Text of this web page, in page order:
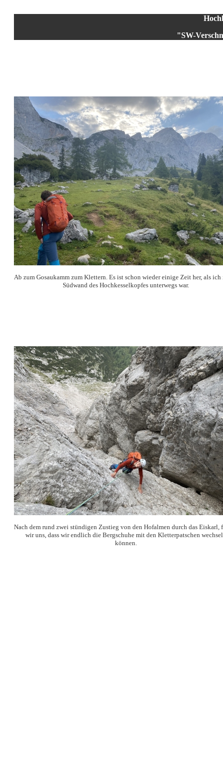
"SW-
Ab zum Gosaukamm zum Klettern. Es ist schon wieder einige Zeit her, als ich
Südwand des Hochkesselkopfes unterwegs war.
Nach dem rund zwei stündigen Zustieg von den Hofalmen durch das Eiskarl,
wir uns, dass wir endlich die Bergschuhe mit den Kletterpatschen
können.